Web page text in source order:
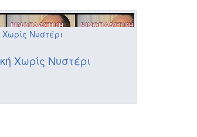
Χωρίς Νυστέρι